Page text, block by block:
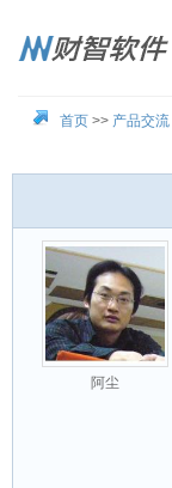
首页 >> 产品交流
阿尘